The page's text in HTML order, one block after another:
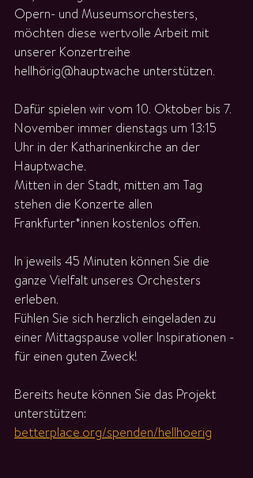
Opern- und Museumsorchesters,
möchten diese wertvolle Arbeit mit
unserer Konzertreihe
hellhörig@hauptwache unterstützen.
Dafür spielen wir vom 10. Oktober bis 7.
November immer dienstags um 13:15
Uhr in der Katharinenkirche an der
Hauptwache.
Mitten in der Stadt, mitten am Tag
stehen die Konzerte allen
Frankfurter*innen kostenlos offen.
In jeweils 45 Minuten können Sie die
ganze Vielfalt unseres Orchesters
erleben.
Fühlen Sie sich herzlich eingeladen zu
einer Mittagspause voller Inspirationen -
für einen guten Zweck!
Bereits heute können Sie das Projekt
unterstützen:
betterplace.org/spenden/hellhoerig